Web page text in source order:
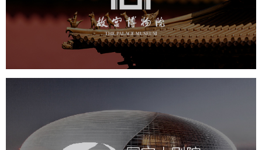
文化艺术 博物馆 智慧博物馆
博物馆网站建设
景区网站建设
文创商城 万能专题 网站代运营
国家大剧院